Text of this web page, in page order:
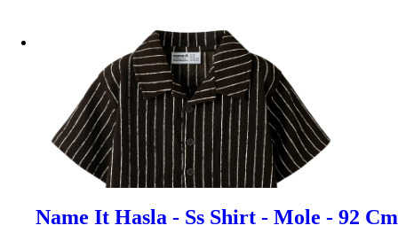
Name It Hasla - Ss Shirt - Mole - 92 Cm